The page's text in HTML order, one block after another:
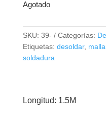
Agotado
SKU: 39- Categorías:
Etiquetas: desoldar,
soldadura
Longitud: 1.5M